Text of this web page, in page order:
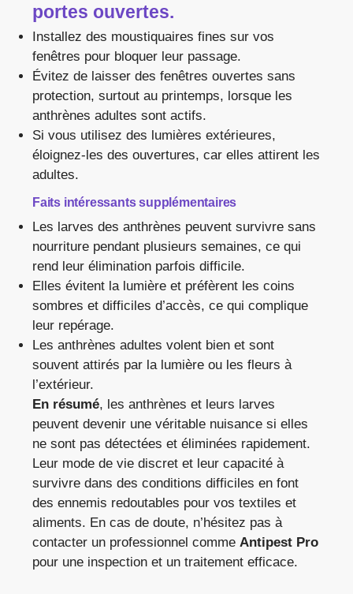
portes ouvertes.
Installez des moustiquaires fines sur vos
fenêtres pour bloquer leur passage.
Évitez de laisser des fenêtres ouvertes sans
protection, surtout au printemps, lorsque les
anthrènes adultes sont actifs.
Si vous utilisez des lumières extérieures,
éloignez-les des ouvertures, car elles attirent les
adultes.
Faits intéressants supplémentaires
Les larves des anthrènes peuvent survivre sans
nourriture pendant plusieurs semaines, ce qui
rend leur élimination parfois difficile.
Elles évitent la lumière et préfèrent les coins
sombres et difficiles d’accès, ce qui complique
leur repérage.
Les anthrènes adultes volent bien et sont
souvent attirés par la lumière ou les fleurs à
l’extérieur.
En résumé, les anthrènes et leurs larves
peuvent devenir une véritable nuisance si elles
ne sont pas détectées et éliminées rapidement.
Leur mode de vie discret et leur capacité à
survivre dans des conditions difficiles en font
des ennemis redoutables pour vos textiles et
aliments. En cas de doute, n’hésitez pas à
contacter un professionnel comme Antipest Pro
pour une inspection et un traitement efficace.